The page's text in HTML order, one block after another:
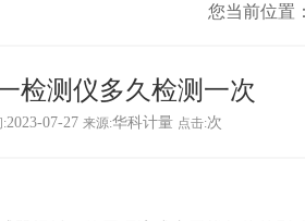
您当前位置：
检测仪多久检测一次
:2023-07-27 来源:华科计量 点击:次